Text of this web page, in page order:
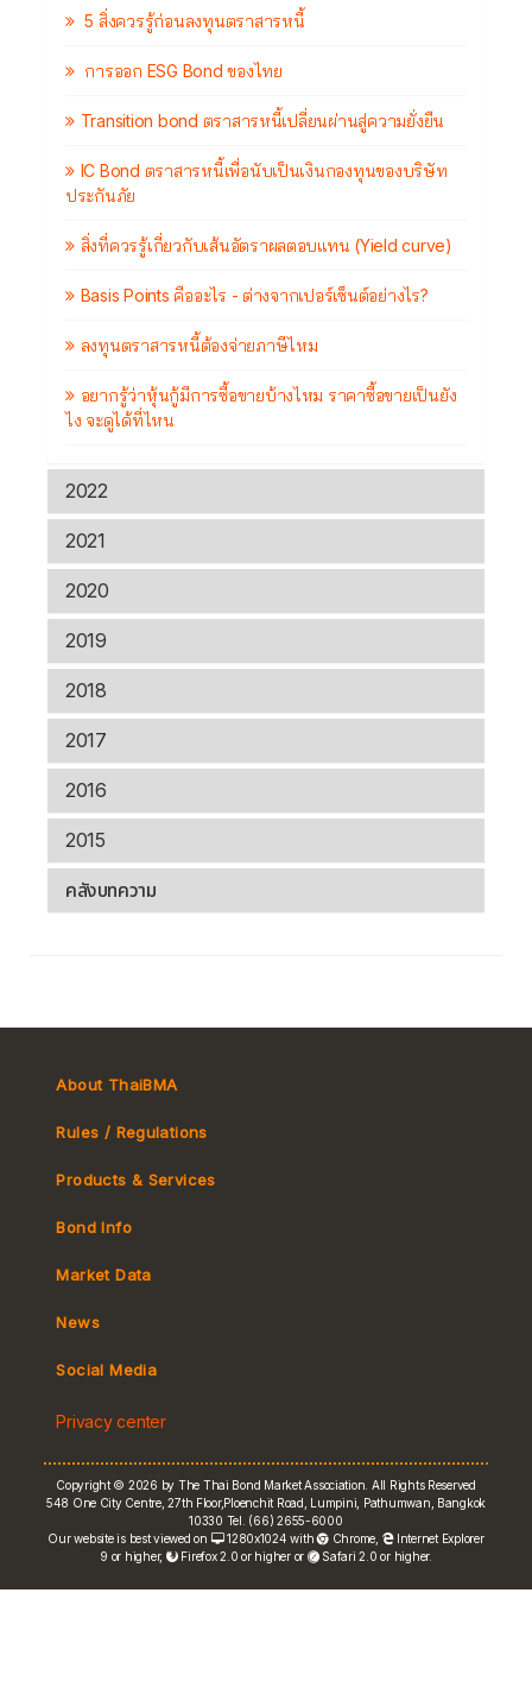
5 สิ่งควรรู้ก่อนลงทุนตราสารหนี้
การออก ESG Bond ของไทย
Transition bond ตราสารหนี้เปลี่ยนผ่านสู่ความยั่งยืน
IC Bond ตราสารหนี้เพื่อนับเป็นเงินกองทุนของบริษัท
ประกันภัย
สิ่งที่ควรรู้เกี่ยวกับเส้นอัตราผลตอบแทน (Yield curve)
Basis Points คืออะไร - ต่างจากเปอร์เซ็นต์อย่างไร?
ลงทุนตราสารหนี้ต้องจ่ายภาษีไหม
อยากรู้ว่าหุ้นกู้มีการซื้อขายบ้างไหม ราคาซื้อขายเป็นยัง
ไง จะดูได้ที่ไหน
2022
2021
2020
2019
2018
2017
2016
2015
คลังบทความ
About ThaiBMA
Rules / Regulations
Tax
Products & Services
MeBond
e-bookbuilding
Bond Info
Market Data
Yield Curve
FRN Rate
Bond Price
News
Social Media
Privacy center
Copyright © 2026 by The Thai Bond Market Association. All Rights Reserved
548 One City Centre, 27th Floor,Ploenchit Road, Lumpini, Pathumwan, Bangkok
10330 Tel. (66) 2655-6000
Our website is best viewed on
1280x1024 with Chrome,
Internet Explorer
9 or higher,
Firefox 2.0 or higher or Safari 2.0 or higher.